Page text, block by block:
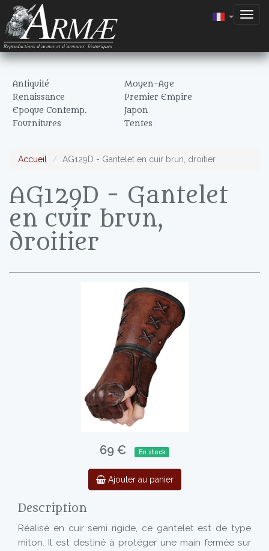
Antiquité
Moyen-Age
Renaissance
Premier Empire
Epoque Contemp.
Japon
Fournitures
Tentes
Accueil AG129D - Gantelet en cuir brun, droitier
AG129D - Gantelet
en cuir brun,
droitier
69 € En stock
Ajouter au panier
Description
Réalisé en cuir semi rigide, ce gantelet est de type
miton. Il est destiné à protéger une main fermée sur